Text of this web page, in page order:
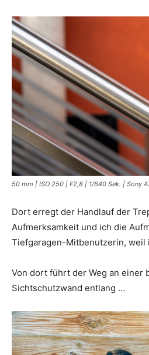
50 mm | ISO 250 | F2,8 | 1/640 Sek. | Sony
Dort erregt der Handlauf der
Aufmerksamkeit und ich die
Tiefgaragen-Mitbenutzerin, weil
Von dort führt der Weg an einer
Sichtschutzwand entlang …